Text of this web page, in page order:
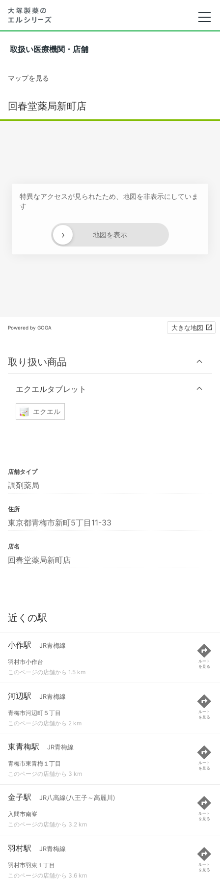
取扱い医療機関・店舗
マップを見る
回春堂薬局新町店
特異なアクセスが見られたため、地図を非表示にしていま
す
地図を表示
›
Powered by GOGA 大きな地図
取り扱い商品
エクエルタブレット
エクエル
店舗タイプ
調剤薬局
住所
東京都青梅市新町5丁目11-33
店名
回春堂薬局新町店
近くの駅
小作駅 JR青梅線
羽村市小作台
このページの店舗から 1.5 km
ルート
を見る
河辺駅 JR青梅線
青梅市河辺町５丁目
このページの店舗から 2 km
ルート
を見る
東青梅駅 JR青梅線
青梅市東青梅１丁目
このページの店舗から 3 km
ルート
を見る
金子駅 JR八高線(八王子～高麗川)
入間市南峯
このページの店舗から 3.2 km
ルート
を見る
羽村駅 JR青梅線
羽村市羽東１丁目
このページの店舗から 3.6 km
ルート
を見る